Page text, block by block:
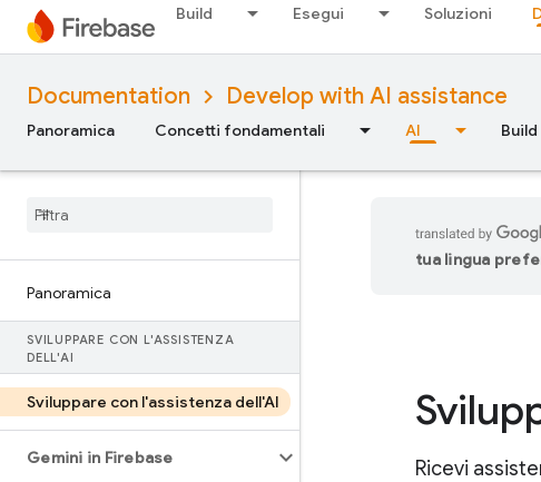
Build Esegui Soluzioni
Documentation Develop with AI assistance
Panoramica Concetti fondamentali AI Build
Panoramica
SVILUPPARE CON L'ASSISTENZA
DELL'AI
Sviluppare con l'assistenza dell'AI
Gemini in Firebase
tua lingua
Ricevi